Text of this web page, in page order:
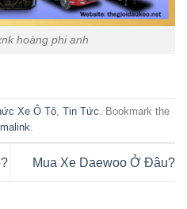
hoàng phi anh
Xe Ô Tô, Tin Tức. Bookmark the
.
Mua Xe Daewoo Ở Đâu?